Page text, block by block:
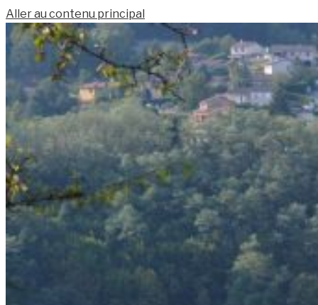
Aller au contenu principal